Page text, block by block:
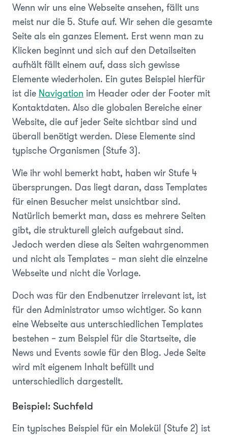
Wenn wir uns eine Webseite ansehen, fällt uns
meist nur die 5. Stufe auf. Wir sehen die gesamte
Seite als ein ganzes Element. Erst wenn man zu
Klicken beginnt und sich auf den Detailseiten
aufhält fällt einem auf, dass sich gewisse
Elemente wiederholen. Ein gutes Beispiel hierfür
ist die Navigation im Header oder der Footer mit
Kontaktdaten. Also die globalen Bereiche einer
Website, die auf jeder Seite sichtbar sind und
überall benötigt werden. Diese Elemente sind
typische Organismen (Stufe 3).
Wie ihr wohl bemerkt habt, haben wir Stufe 4
übersprungen. Das liegt daran, dass Templates
für einen Besucher meist unsichtbar sind.
Natürlich bemerkt man, dass es mehrere Seiten
gibt, die strukturell gleich aufgebaut sind.
Jedoch werden diese als Seiten wahrgenommen
und nicht als Templates – man sieht die einzelne
Webseite und nicht die Vorlage.
Doch was für den Endbenutzer irrelevant ist, ist
für den Administrator umso wichtiger. So kann
eine Webseite aus unterschiedlichen Templates
bestehen – zum Beispiel für die Startseite, die
News und Events sowie für den Blog. Jede Seite
wird mit eigenem Inhalt befüllt und
unterschiedlich dargestellt.
Beispiel: Suchfeld
Ein typisches Beispiel für ein Molekül (Stufe 2) ist